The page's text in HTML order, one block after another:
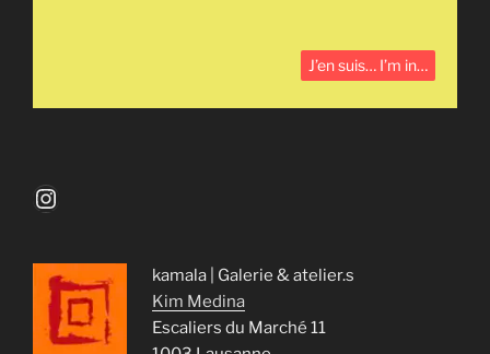
Instagram
kamala | Galerie & atelier.s
Kim Medina
Escaliers du Marché 11